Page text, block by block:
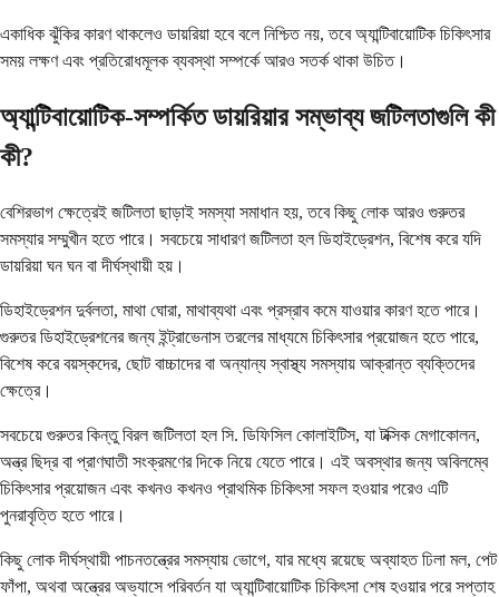
একাধিক ঝুঁকির কারণ থাকলেও ডায়রিয়া হবে বলে নিশ্চিত নয়, তবে অ্যান্টিবায়োটিক চিকিৎসার
সময় লক্ষণ এবং প্রতিরোধমূলক ব্যবস্থা সম্পর্কে আরও সতর্ক থাকা উচিত।
অ্যান্টিবায়োটিক-সম্পর্কিত ডায়রিয়ার সম্ভাব্য জটিলতাগুলি কী
কী?
বেশিরভাগ ক্ষেত্রেই জটিলতা ছাড়াই সমস্যা সমাধান হয়, তবে কিছু লোক আরও গুরুতর
সমস্যার সম্মুখীন হতে পারে। সবচেয়ে সাধারণ জটিলতা হল ডিহাইড্রেশন, বিশেষ করে যদি
ডায়রিয়া ঘন ঘন বা দীর্ঘস্থায়ী হয়।
ডিহাইড্রেশন দুর্বলতা, মাথা ঘোরা, মাথাব্যথা এবং প্রস্রাব কমে যাওয়ার কারণ হতে পারে।
গুরুতর ডিহাইড্রেশনের জন্য ইন্ট্রাভেনাস তরলের মাধ্যমে চিকিৎসার প্রয়োজন হতে পারে,
বিশেষ করে বয়স্কদের, ছোট বাচ্চাদের বা অন্যান্য স্বাস্থ্য সমস্যায় আক্রান্ত ব্যক্তিদের
ক্ষেত্রে।
সবচেয়ে গুরুতর কিন্তু বিরল জটিলতা হল সি. ডিফিসিল কোলাইটিস, যা টক্সিক মেগাকোলন,
অন্ত্র ছিদ্র বা প্রাণঘাতী সংক্রমণের দিকে নিয়ে যেতে পারে। এই অবস্থার জন্য অবিলম্বে
চিকিৎসার প্রয়োজন এবং কখনও কখনও প্রাথমিক চিকিৎসা সফল হওয়ার পরেও এটি
পুনরাবৃত্তি হতে পারে।
কিছু লোক দীর্ঘস্থায়ী পাচনতন্ত্রের সমস্যায় ভোগে, যার মধ্যে রয়েছে অব্যাহত ঢিলা মল, পেট
ফাঁপা, অথবা অন্ত্রের অভ্যাসে পরিবর্তন যা অ্যান্টিবায়োটিক চিকিৎসা শেষ হওয়ার পরে সপ্তাহ